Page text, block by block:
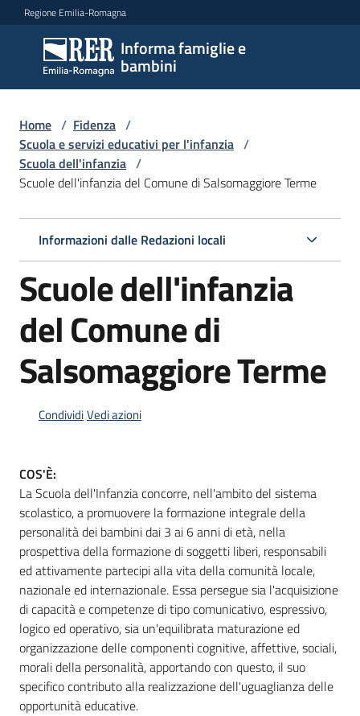
Vai al contenuto
Vai alla navigazione
Vai al footer
Regione Emilia-Romagna
Informa famiglie e
bambini
Informa
famiglie
e
bambini
Argomenti
Servizi
Centri
per
le
Informazioni
Newsletter
Home / Fidenza /
Scuola e servizi educativi per l'infanzia /
Scuola dell'infanzia /
Scuole dell'infanzia del Comune di Salsomaggiore Terme
Informazioni dalle Redazioni locali
Scuole dell'infanzia
del Comune di
Salsomaggiore Terme
CondividiVedi azioni
COS'È:
La Scuola dell'Infanzia concorre, nell'ambito del sistema
scolastico, a promuovere la formazione integrale della
personalità dei bambini dai 3 ai 6 anni di età, nella
prospettiva della formazione di soggetti liberi, responsabili
ed attivamente partecipi alla vita della comunità locale,
nazionale ed internazionale. Essa persegue sia l'acquisizione
di capacità e competenze di tipo comunicativo, espressivo,
logico ed operativo, sia un'equilibrata maturazione ed
organizzazione delle componenti cognitive, affettive, sociali,
morali della personalità, apportando con questo, il suo
specifico contributo alla realizzazione dell'uguaglianza delle
opportunità educative.